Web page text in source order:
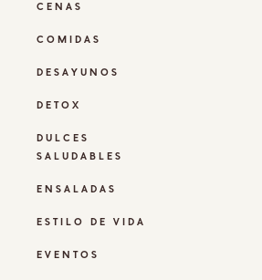
CENAS
COMIDAS
DESAYUNOS
DETOX
DULCES
SALUDABLES
ENSALADAS
ESTILO DE VIDA
EVENTOS